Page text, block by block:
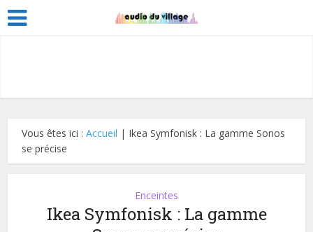
Vous êtes ici :Accueil | Ikea Symfonisk : La gamme Sonos
se précise
Enceintes
Ikea Symfonisk : La gamme